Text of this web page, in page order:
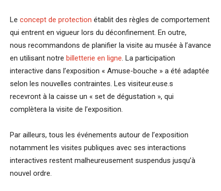
Le concept de protection établit des règles de comportement
qui entrent en vigueur lors du déconfinement. En outre,
nous recommandons de planifier la visite au musée à l’avance
en utilisant notre billetterie en ligne. La participation
interactive dans l’exposition « Amuse-bouche » a été adaptée
selon les nouvelles contraintes. Les visiteur.euse.s
recevront à la caisse un « set de dégustation », qui
complètera la visite de l’exposition.
Par ailleurs, tous les événements autour de l’exposition
notamment les visites publiques avec ses interactions
interactives restent malheureusement suspendus jusqu’à
nouvel ordre.